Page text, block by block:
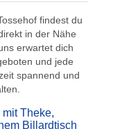
findest du
in der Nähe
erwartet dich
und jede
spannend und